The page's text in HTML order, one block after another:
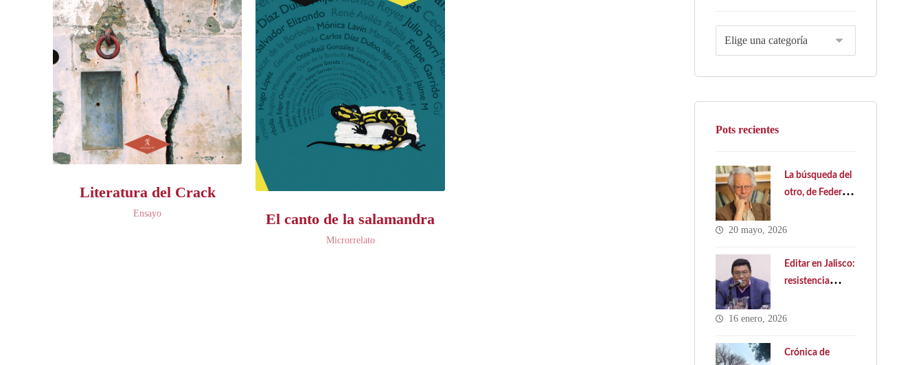
Literatura del Crack
Ensayo El canto de la salamandra
Microrrelato
Pots recientes
La búsqueda del
otro, de Federico
20 mayo, 2026
Editar en Jalisco:
resistencia
política pública
una Ley Estatal
16 enero, 2026
Crónica de